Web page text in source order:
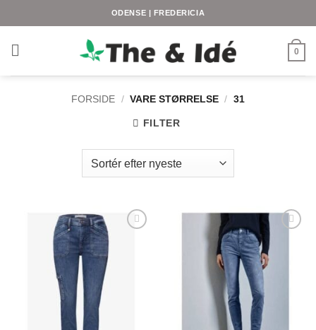
ODENSE | FREDERICIA
0
FORSIDE / VARE STØRRELSE / 31
FILTER